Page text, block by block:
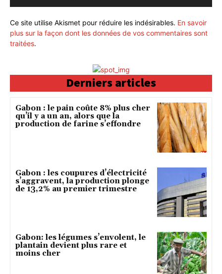
Ce site utilise Akismet pour réduire les indésirables. En savoir
plus sur la façon dont les données de vos commentaires sont
traitées.
Derniers articles
Gabon : le pain coûte 8% plus cher
qu’il y a un an, alors que la
production de farine s’effondre
Gabon : les coupures d’électricité
s’aggravent, la production plonge
de 13,2% au premier trimestre
Gabon: les légumes s’envolent, le
plantain devient plus rare et
moins cher